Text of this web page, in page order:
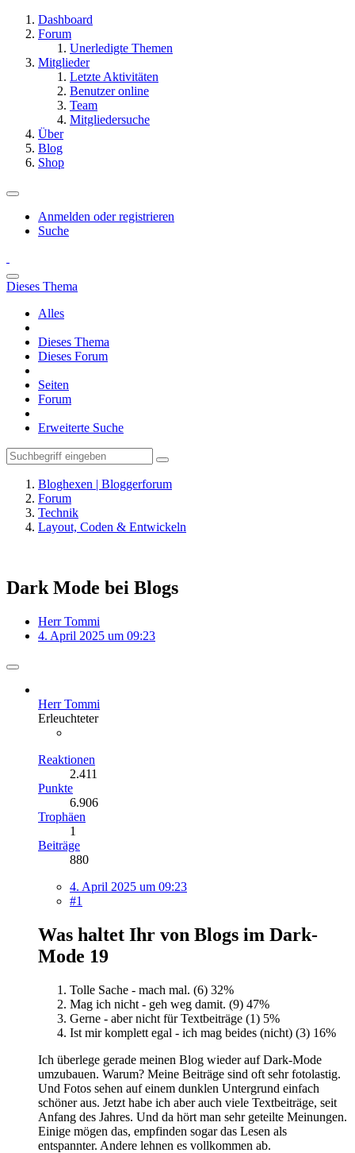
Dashboard
Forum
Unerledigte Themen
Mitglieder
Letzte Aktivitäten
Benutzer online
Team
Mitgliedersuche
Über
Blog
Shop
Anmelden oder registrieren
Suche
Dieses Thema
Alles
Dieses Thema
Dieses Forum
Seiten
Forum
Erweiterte Suche
Bloghexen | Bloggerforum
Forum
Technik
Layout, Coden & Entwickeln
Dark Mode bei Blogs
Herr Tommi
4. April 2025 um 09:23
Herr Tommi
Erleuchteter
Reaktionen
2.411
Punkte
6.906
Trophäen
1
Beiträge
880
4. April 2025 um 09:23
#1
Was haltet Ihr von Blogs im Dark-
Mode 19
Tolle Sache - mach mal. (6) 32%
Mag ich nicht - geh weg damit. (9) 47%
Gerne - aber nicht für Textbeiträge (1) 5%
Ist mir komplett egal - ich mag beides (nicht) (3) 16%
Ich überlege gerade meinen Blog wieder auf Dark-Mode
umzubauen. Warum? Meine Beiträge sind oft sehr fotolastig.
Und Fotos sehen auf einem dunklen Untergrund einfach
schöner aus. Jetzt habe ich aber auch viele Textbeiträge, seit
Anfang des Jahres. Und da hört man sehr geteilte Meinungen.
Einige mögen das, empfinden sogar das Lesen als
entspannter. Andere lehnen es vollkommen ab.